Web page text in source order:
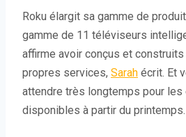
Roku élargit sa gamme de
gamme de 11 téléviseurs
affirme avoir conçus et
propres services, Sarah écrit. Et
attendre très longtemps pour
disponibles à partir du printemps.